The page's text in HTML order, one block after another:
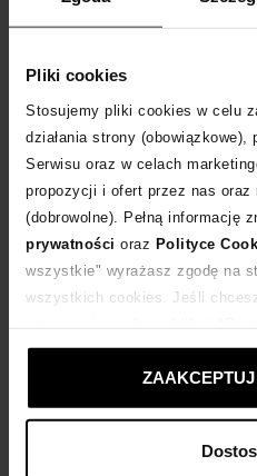
Pliki cookies
Stosujemy pliki cookies w celu
działania strony
Serwisu oraz w celach
propozycji i ofert przez nas oraz
(dobrowolne). Pełną informację
prywatności oraz Polityce
wszystkie" wyrażasz zgodę na
wszystkich cookies. Jeśli
ustawienia prywatności.
WYBIERZ ROZMIAR
DODAJ
Dostawa
14 dni na zwrot towaru
+170 punktówzyskujesz w
Kup teraz, Zapłać później!